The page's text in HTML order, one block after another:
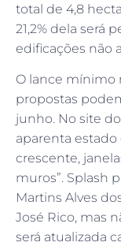
total de 4,8
21,2% dela será
edificações não
O lance mínimo
propostas
junho. No site
aparenta
crescente,
muros”. Splash
Martins Alves
José Rico, mas
será atualizada